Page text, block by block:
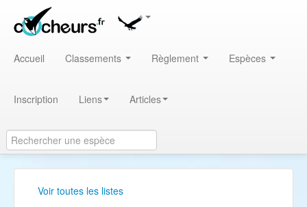
Accueil Classements Règlement Espèces
Inscription Liens Articles
Voir toutes les listes